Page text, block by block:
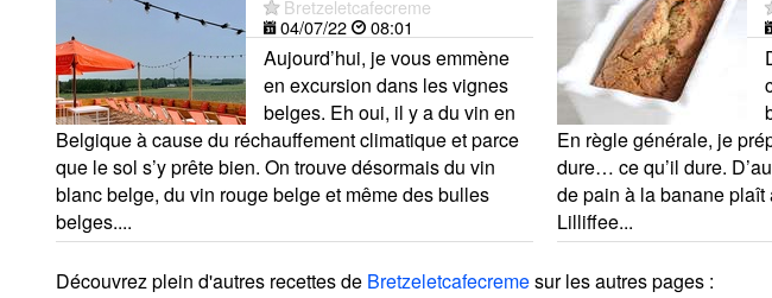
Bretzeletcafecreme
04/07/22
08:01
Aujourd’hui, je vous emmène
en excursion dans les vignes
belges. Eh oui, il y a du vin en
Belgique à cause du réchauffement climatique et parce
que le sol s’y prête bien. On trouve désormais du vin
blanc belge, du vin rouge belge et même des bulles
belges....
En règle générale, je
dure… ce qu’il dure.
de pain à la banane
Lilliffee...
Découvrez plein d'autres recettes de Bretzeletcafecremesur les autres pages :